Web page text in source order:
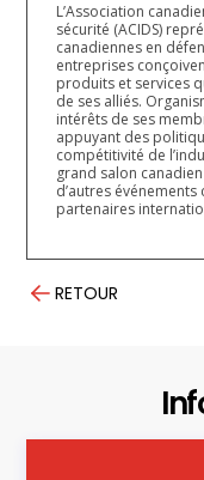
L’Association
sécurité (ACIDS)
canadiennes en
entreprises
produits et services
de ses alliés.
intérêts de ses
appuyant des
compétitivité de
grand salon
d’autres
partenaires
RETOUR